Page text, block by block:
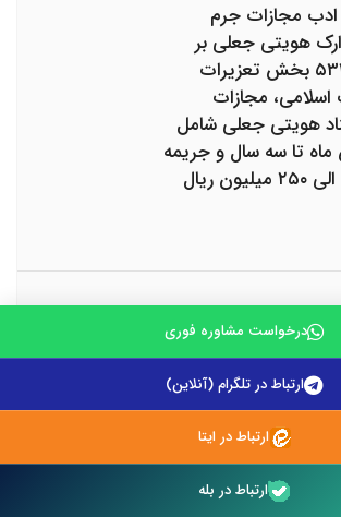
مجازات جرم
هویتی جعلی بر
اساس ماده ۵۳۳ بخش تعزیرات
اسلامی، مجازات
هویتی جعلی شامل
تا سه سال و جریمه
نقدی بین ۵۰ الی ۲۵۰ میلیون ریال
بر اساس ماده 533 قانون مجازات
صورتی که جرم جعل
ملی ، با توسل به
تراشیدن ، خراشیدن
اطلاعات شناسنامه
مواردی از این قبیل ، (
) انجام شده باشد ،
درخواست مشاوره فوری
ارتباط در تلگرام (آنلاین)
ارتباط در ایتا
ارتباط در بله